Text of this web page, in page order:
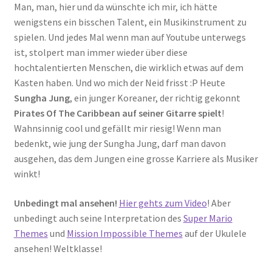
Man, man, hier und da wünschte ich mir, ich hätte
wenigstens ein bisschen Talent, ein Musikinstrument zu
spielen. Und jedes Mal wenn man auf Youtube unterwegs
ist, stolpert man immer wieder über diese
hochtalentierten Menschen, die wirklich etwas auf dem
Kasten haben. Und wo mich der Neid frisst :P Heute
Sungha Jung, ein junger Koreaner, der richtig gekonnt
Pirates Of The Caribbean auf seiner Gitarre spielt!
Wahnsinnig cool und gefällt mir riesig! Wenn man
bedenkt, wie jung der Sungha Jung, darf man davon
ausgehen, das dem Jungen eine grosse Karriere als Musiker
winkt!
Unbedingt mal ansehen! Hier gehts zum Video! Aber
unbedingt auch seine Interpretation des Super Mario
Themes und Mission Impossible Themes auf der Ukulele
ansehen! Weltklasse!